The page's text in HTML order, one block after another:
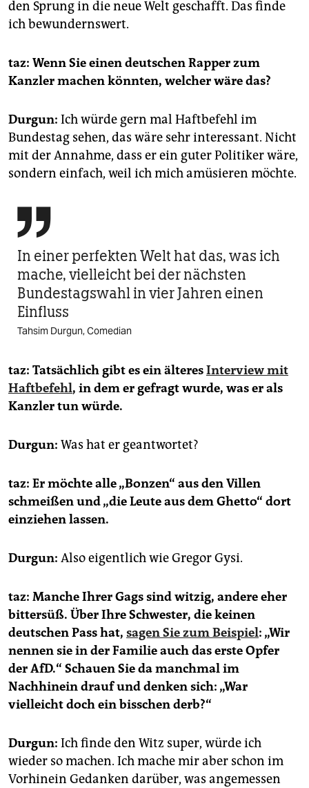
den Sprung in die neue Welt geschafft. Das finde
ich bewundernswert.
taz: Wenn Sie einen deutschen Rapper zum
Kanzler machen könnten, welcher wäre das?
Durgun: Ich würde gern mal Haftbefehl im
Bundestag sehen, das wäre sehr interessant. Nicht
mit der Annahme, dass er ein guter Politiker wäre,
sondern einfach, weil ich mich amüsieren möchte.

In einer perfekten Welt hat das, was ich
mache, vielleicht bei der nächsten
Bundestagswahl in vier Jahren einen
Einfluss
Tahsim Durgun, Comedian
taz: Tatsächlich gibt es ein älteresInterview mit
Haftbefehl, in dem er gefragt wurde, was er als
Kanzler tun würde.
Durgun: Was hat er geantwortet?
taz: Er möchte alle „Bonzen“ aus den Villen
schmeißen und „die Leute aus dem Ghetto“ dort
einziehen lassen.
Durgun: Also eigentlich wie Gregor Gysi.
taz: Manche Ihrer Gags sind witzig, andere eher
bittersüß. Über Ihre Schwester, die keinen
deutschen Pass hat, sagen Sie zum Beispiel: „Wir
nennen sie in der Familie auch das erste Opfer
der AfD.“ Schauen Sie da manchmal im
Nachhinein drauf und denken sich: „War
vielleicht doch ein bisschen derb?“
Durgun: Ich finde den Witz super, würde ich
wieder so machen. Ich mache mir aber schon im
Vorhinein Gedanken darüber, was angemessen